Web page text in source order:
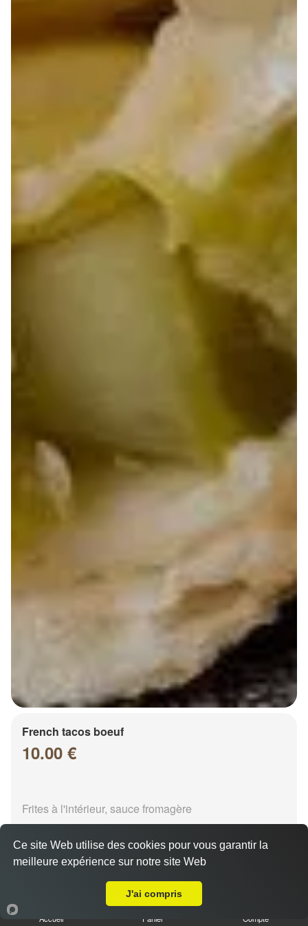
French tacos boeuf
10.00 €
Frites à l'intérieur, sauce fromagère
French tacos chicken
Accueil Panier Compte
Ce site Web utilise des cookies pour vous garantir la
meilleure expérience sur notre site Web
J'ai compris